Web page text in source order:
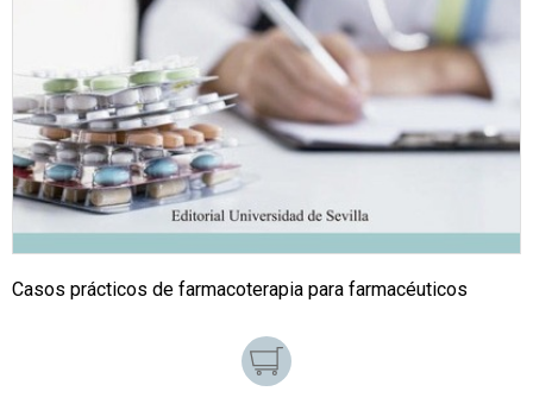
Casos prácticos de farmacoterapia para farmacéuticos